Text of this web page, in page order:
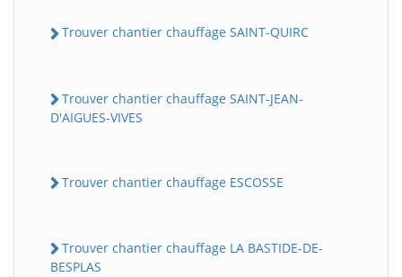
Trouver chantier chauffage SAINT-QUIRC
Trouver chantier chauffage SAINT-JEAN-
D'AIGUES-VIVES
Trouver chantier chauffage ESCOSSE
Trouver chantier chauffage LA BASTIDE-DE-
BESPLAS